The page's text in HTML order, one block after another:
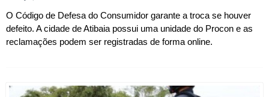
O Código de Defesa do Consumidor garante a troca se houver
defeito. A cidade de Atibaia possui uma unidade do Procon e as
reclamações podem ser registradas de forma online.